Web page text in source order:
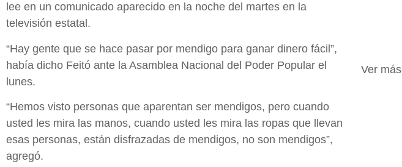
lee en un comunicado aparecido en la noche del martes en la
televisión estatal.
“Hay gente que se hace pasar por mendigo para ganar dinero fácil”,
había dicho Feitó ante la Asamblea Nacional del Poder Popular el
lunes.
“Hemos visto personas que aparentan ser mendigos, pero cuando
usted les mira las manos, cuando usted les mira las ropas que llevan
esas personas, están disfrazadas de mendigos, no son mendigos”,
agregó.
Ver más